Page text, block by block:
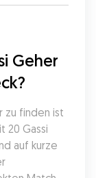
Geher
zu finden ist
20 Gassi
auf kurze